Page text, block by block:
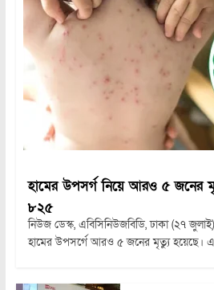
হামের উপসর্গ নিয়ে আরও ৫ জনের
৮২৫
নিউজ ডেস্ক, এবিসিনিউজবিডি, ঢাকা (২৭
হামের উপসর্গে আরও ৫ জনের মৃত্যু হয়েছে। এ